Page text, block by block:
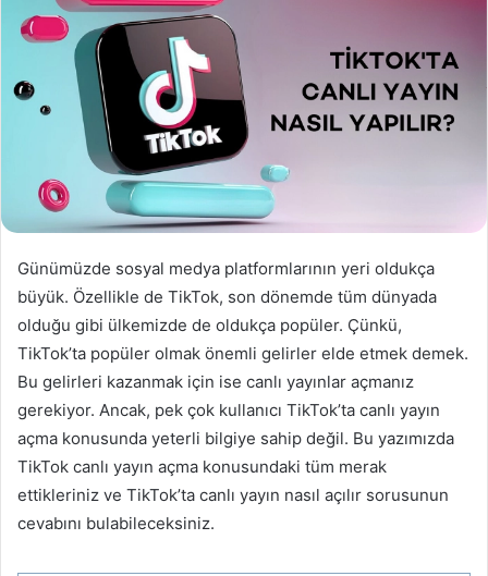
Günümüzde sosyal medya platformlarının yeri oldukça
büyük. Özellikle de TikTok, son dönemde tüm dünyada
olduğu gibi ülkemizde de oldukça popüler. Çünkü,
TikTok’ta popüler olmak önemli gelirler elde etmek demek.
Bu gelirleri kazanmak için ise canlı yayınlar açmanız
gerekiyor. Ancak, pek çok kullanıcı TikTok’ta canlı yayın
açma konusunda yeterli bilgiye sahip değil. Bu yazımızda
TikTok canlı yayın açma konusundaki tüm merak
ettikleriniz ve TikTok’ta canlı yayın nasıl açılır sorusunun
cevabını bulabileceksiniz.